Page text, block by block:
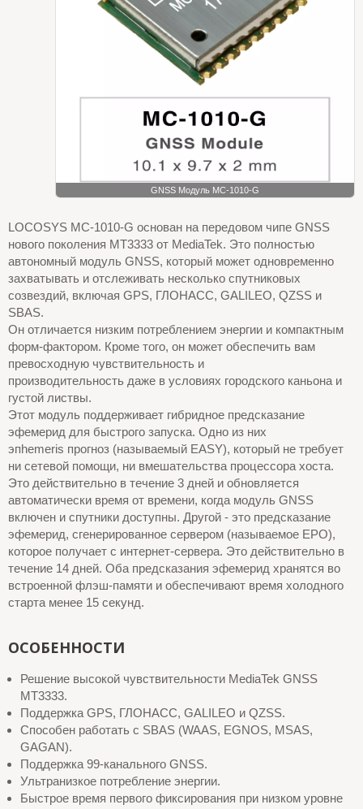
GNSS Модуль MC-1010-G
LOCOSYS MC-1010-G основан на передовом чипе GNSS
нового поколения MT3333 от MediaTek. Это полностью
автономный модуль GNSS, который может одновременно
захватывать и отслеживать несколько спутниковых
созвездий, включая GPS, ГЛОНАСС, GALILEO, QZSS и
SBAS.
Он отличается низким потреблением энергии и компактным
форм-фактором. Кроме того, он может обеспечить вам
превосходную чувствительность и
производительность даже в условиях городского каньона и
густой листвы.
Этот модуль поддерживает гибридное предсказание
эфемерид для быстрого запуска. Одно из них
эпhemeris прогноз (называемый EASY), который не требует
ни сетевой помощи, ни вмешательства процессора хоста.
Это действительно в течение 3 дней и обновляется
автоматически время от времени, когда модуль GNSS
включен и спутники доступны. Другой - это предсказание
эфемерид, сгенерированное сервером (называемое EPO),
которое получает с интернет-сервера. Это действительно в
течение 14 дней. Оба предсказания эфемерид хранятся во
встроенной флэш-памяти и обеспечивают время холодного
старта менее 15 секунд.
ОСОБЕННОСТИ
Решение высокой чувствительности MediaTek GNSS
MT3333.
Поддержка GPS, ГЛОНАСС, GALILEO и QZSS.
Способен работать с SBAS (WAAS, EGNOS, MSAS,
GAGAN).
Поддержка 99-канального GNSS.
Ультранизкое потребление энергии.
Быстрое время первого фиксирования при низком уровне